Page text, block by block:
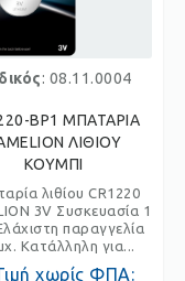
: 08.11.0004
BP1 ΜΠΑΤΑΡΙΑ
ΛΙΘΙΟΥ
ΚΟΥΜΠΙ
λιθίου CR1220
3V Συσκευασία 1
παραγγελία
Κατάλληλη για...
χωρίς ΦΠΑ: